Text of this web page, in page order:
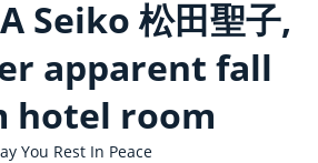
Seiko 松田聖子,
apparent fall
hotel room
You Rest In Peace